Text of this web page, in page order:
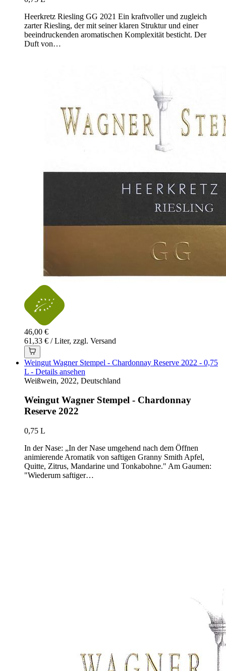
Heerkretz Riesling GG 2021 Ein kraftvoller und zugleich
zarter Riesling, der mit seiner klaren Struktur und einer
beeindruckenden aromatischen Komplexität besticht. Der
Duft von…
46,00 €
61,33 € / Liter, zzgl. Versand
Weingut Wagner Stempel - Chardonnay Reserve 2022 - 0,75
L - Details ansehen
Weißwein, 2022, Deutschland
Weingut Wagner Stempel - Chardonnay
Reserve 2022
0,75 L
In der Nase: „In der Nase umgehend nach dem Öffnen
animierende Aromatik von saftigen Granny Smith Apfel,
Quitte, Zitrus, Mandarine und Tonkabohne." Am Gaumen:
"Wiederum saftiger…